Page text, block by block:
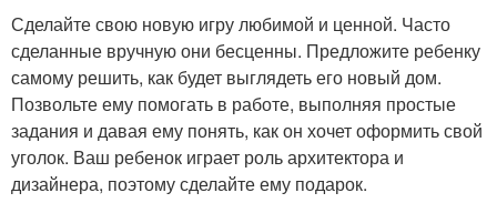
Сделайте свою новую игру любимой и ценной. Часто
сделанные вручную они бесценны. Предложите ребенку
самому решить, как будет выглядеть его новый дом.
Позвольте ему помогать в работе, выполняя простые
задания и давая ему понять, как он хочет оформить свой
уголок. Ваш ребенок играет роль архитектора и
дизайнера, поэтому сделайте ему подарок.